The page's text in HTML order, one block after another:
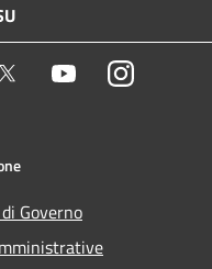
Twitter YoutubeInstagram
Governo